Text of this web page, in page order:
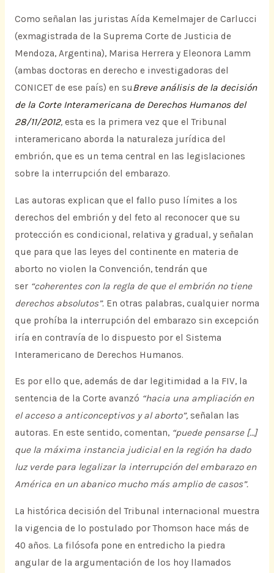
Como señalan las juristas Aída Kemelmajer de Carlucci
(exmagistrada de la Suprema Corte de Justicia de
Mendoza, Argentina), Marisa Herrera y Eleonora Lamm
(ambas doctoras en derecho e investigadoras del
CONICET de ese país) en suBreve análisis de la decisión
de la Corte Interamericana de Derechos Humanos del
28/11/2012,esta es la primera vez que el Tribunal
interamericano aborda la naturaleza jurídica del
embrión, que es un tema central en las legislaciones
sobre la interrupción del embarazo.
Las autoras explican que el fallo puso límites a los
derechos del embrión y del feto al reconocer que su
protección es condicional, relativa y gradual, y señalan
que para que las leyes del continente en materia de
aborto no violen la Convención, tendrán que
ser “coherentes con la regla de que el embrión no tiene
derechos absolutos”.En otras palabras, cualquier norma
que prohíba la interrupción del embarazo sin excepción
iría en contravía de lo dispuesto por el Sistema
Interamericano de Derechos Humanos.
Es por ello que, además de dar legitimidad a la FIV, la
sentencia de la Corte avanzó “hacia una ampliación en
el acceso a anticonceptivos y al aborto”,señalan las
autoras. En este sentido, comentan, “puede pensarse […]
que la máxima instancia judicial en la región ha dado
luz verde para legalizar la interrupción del embarazo en
América en un abanico mucho más amplio de casos”.
La histórica decisión del Tribunal internacional muestra
la vigencia de lo postulado por Thomson hace más de
40 años. La filósofa pone en entredicho la piedra
angular de la argumentación de los hoy llamados